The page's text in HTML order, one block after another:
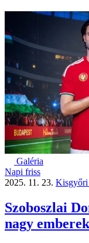
Galéria
Napi friss
2025. 11. 23. Kisgyőri
Szoboszlai
nagy